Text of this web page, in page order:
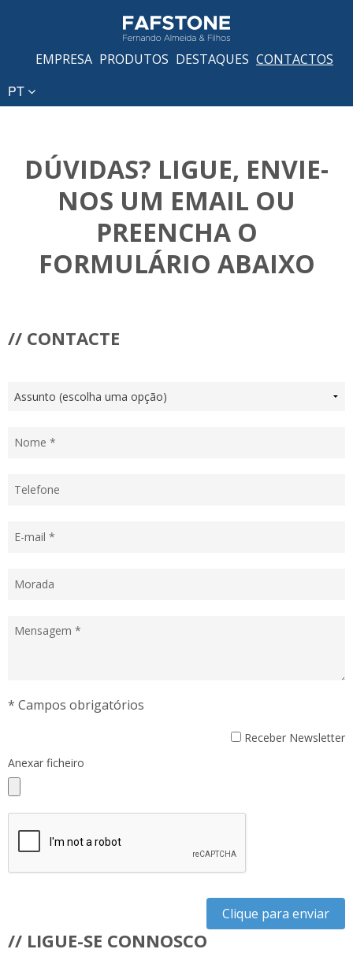
EMPRESA PRODUTOS DESTAQUES CONTACTOS
PT
DÚVIDAS? LIGUE, ENVIE-
NOS UM EMAIL OU
PREENCHA O
FORMULÁRIO ABAIXO
// CONTACTE
* Campos obrigatórios
Receber Newsletter
Anexar ficheiro
Clique para enviar
// LIGUE-SE CONNOSCO